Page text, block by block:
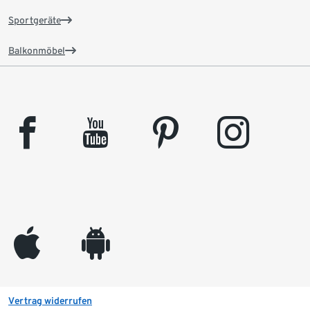
Sportgeräte
Balkonmöbel
facebook youtube pinterest instagram
appleinc android
Vertrag widerrufen